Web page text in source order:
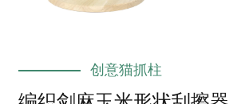
创意猫抓柱